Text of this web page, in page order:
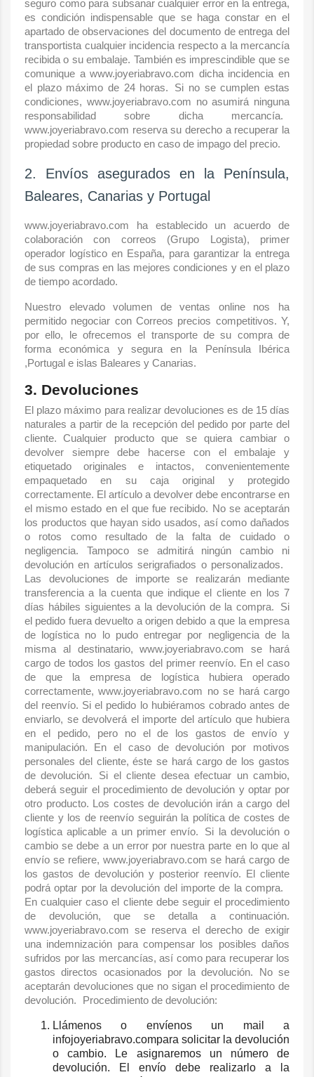
seguro como para subsanar cualquier error en la entrega,
es condición indispensable que se haga constar en el
apartado de observaciones del documento de entrega del
transportista cualquier incidencia respecto a la mercancía
recibida o su embalaje. También es imprescindible que se
comunique a www.joyeriabravo.com dicha incidencia en
el plazo máximo de 24 horas. Si no se cumplen estas
condiciones, www.joyeriabravo.com no asumirá ninguna
responsabilidad sobre dicha mercancía.
www.joyeriabravo.com reserva su derecho a recuperar la
propiedad sobre producto en caso de impago del precio.
2. Envíos asegurados en la Península,
Baleares, Canarias y Portugal
www.joyeriabravo.com ha establecido un acuerdo de
colaboración con correos (Grupo Logista), primer
operador logístico en España, para garantizar la entrega
de sus compras en las mejores condiciones y en el plazo
de tiempo acordado.
Nuestro elevado volumen de ventas online nos ha
permitido negociar con Correos precios competitivos. Y,
por ello, le ofrecemos el transporte de su compra de
forma económica y segura en la Península Ibérica
,Portugal e islas Baleares y Canarias.
3. Devoluciones
El plazo máximo para realizar devoluciones es de 15 días
naturales a partir de la recepción del pedido por parte del
cliente. Cualquier producto que se quiera cambiar o
devolver siempre debe hacerse con el embalaje y
etiquetado originales e intactos, convenientemente
empaquetado en su caja original y protegido
correctamente. El artículo a devolver debe encontrarse en
el mismo estado en el que fue recibido. No se aceptarán
los productos que hayan sido usados, así como dañados
o rotos como resultado de la falta de cuidado o
negligencia. Tampoco se admitirá ningún cambio ni
devolución en artículos serigrafiados o personalizados.
Las devoluciones de importe se realizarán mediante
transferencia a la cuenta que indique el cliente en los 7
días hábiles siguientes a la devolución de la compra. Si
el pedido fuera devuelto a origen debido a que la empresa
de logística no lo pudo entregar por negligencia de la
misma al destinatario, www.joyeriabravo.com se hará
cargo de todos los gastos del primer reenvío. En el caso
de que la empresa de logística hubiera operado
correctamente, www.joyeriabravo.com no se hará cargo
del reenvío. Si el pedido lo hubiéramos cobrado antes de
enviarlo, se devolverá el importe del artículo que hubiera
en el pedido, pero no el de los gastos de envío y
manipulación. En el caso de devolución por motivos
personales del cliente, éste se hará cargo de los gastos
de devolución. Si el cliente desea efectuar un cambio,
deberá seguir el procedimiento de devolución y optar por
otro producto. Los costes de devolución irán a cargo del
cliente y los de reenvío seguirán la política de costes de
logística aplicable a un primer envío. Si la devolución o
cambio se debe a un error por nuestra parte en lo que al
envío se refiere, www.joyeriabravo.com se hará cargo de
los gastos de devolución y posterior reenvío. El cliente
podrá optar por la devolución del importe de la compra.
En cualquier caso el cliente debe seguir el procedimiento
de devolución, que se detalla a continuación.
www.joyeriabravo.com se reserva el derecho de exigir
una indemnización para compensar los posibles daños
sufridos por las mercancías, así como para recuperar los
gastos directos ocasionados por la devolución. No se
aceptarán devoluciones que no sigan el procedimiento de
devolución. Procedimiento de devolución:
Llámenos o envíenos un mail a
infojoyeriabravo.compara solicitar la devolución
o cambio. Le asignaremos un número de
devolución. El envío debe realizarlo a la